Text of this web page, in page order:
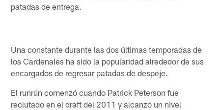
patadas de entrega.
Una constante durante las dos últimas temporadas de
los Cardenales ha sido la popularidad alrededor de sus
encargados de regresar patadas de despeje.
El runrún comenzó cuando Patrick Peterson fue
reclutado en el draft del 2011 y alcanzó un nivel